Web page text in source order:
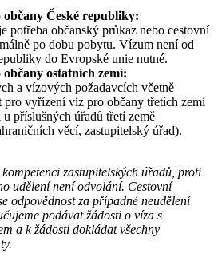
České republiky:
potřeba občanský průkaz nebo cestovní
po dobu pobytu. Vízum není od
do Evropské unie nutné.
ostatních zemí:
a vízových požadavcích včetně
vyřízení víz pro občany třetích zemí
příslušných úřadů třetí země
věcí, zastupitelský úřad).
zastupitelských úřadů, proti
udělení není odvolání. Cestovní
odpovědnost za případné neudělení
podávat žádosti o víza s
a k žádosti dokládat všechny